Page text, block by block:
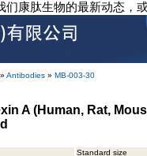
们康肽生物的最新动态，
» Antibodies » MB-003-30
A (Human, Rat,
Standard size